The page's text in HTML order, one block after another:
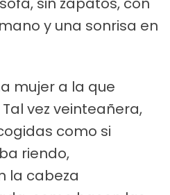
y una sonrisa en
mujer a la que
vez veinteañera,
como si
riendo,
la cabeza